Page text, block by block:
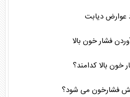
عوارض دیابت
فشار خون بالا
خون بالا کدامند؟
فشارخون می شود؟